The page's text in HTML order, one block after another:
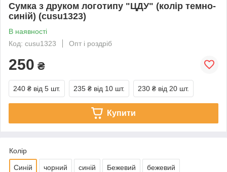
Сумка з друком логотипу "ЦДУ" (колір темно-
синій) (cusu1323)
В наявності
Код: cusu1323
Опт і роздріб
250 ₴
240 ₴ від 5 шт. 235 ₴ від 10 шт. 230 ₴ від 20 шт.
Купити
Колір
Синій чорний синій Бежевий бежевий